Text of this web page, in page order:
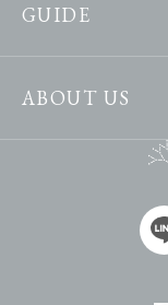
GUIDE
ABOUT US